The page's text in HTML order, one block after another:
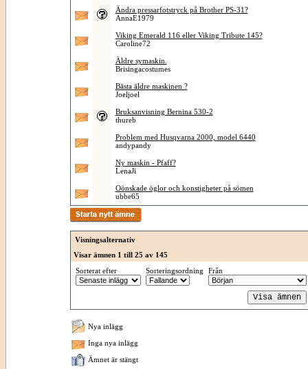
Ändra pressarfotstryck på Brother PS-31?
AnnaE1979
Viking Emerald 116 eller Viking Tribute 145?
Caroline72
Äldre symaskin.
Brisingacostumes
Bästa äldre maskinen ?
Joeljoel
Bruksanvisning Bernina 530-2
thureb
Problem med Husqvarna 2000, model 6440
andypandy
Ny maskin - Pfaff?
LenaJi
Oönskade öglor och konstigheter på sömen
ubbe65
Visningsalternativ
Visar ämnen 1 till 25 av 145
Sorterat efter
Sorteringsordning Från
Nya inlägg
Inga nya inlägg
Ämnet är stängt